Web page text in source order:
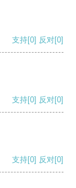
支持[0] 反对[0]
支持[0] 反对[0]
支持[0] 反对[0]